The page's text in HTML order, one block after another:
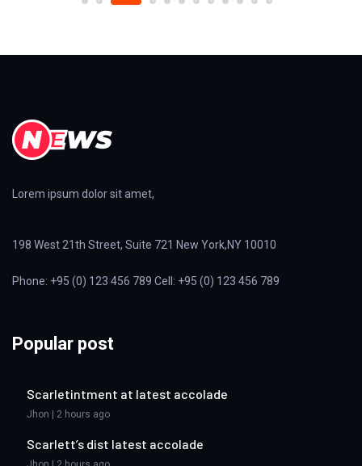
Lorem ipsum dolor sit amet,
198 West 21th Street, Suite 721 New York,NY 10010
Phone: +95 (0) 123 456 789 Cell: +95 (0) 123 456 789
Popular post
Scarletintment at latest accolade
Jhon | 2 hours ago
Scarlett’s dist latest accolade